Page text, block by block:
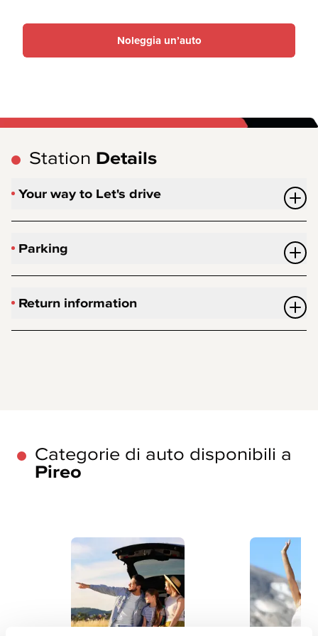
Noleggia un’auto
Station Details
Your way to Let's drive
Parking
Return information
Categorie di auto disponibili a
Pireo